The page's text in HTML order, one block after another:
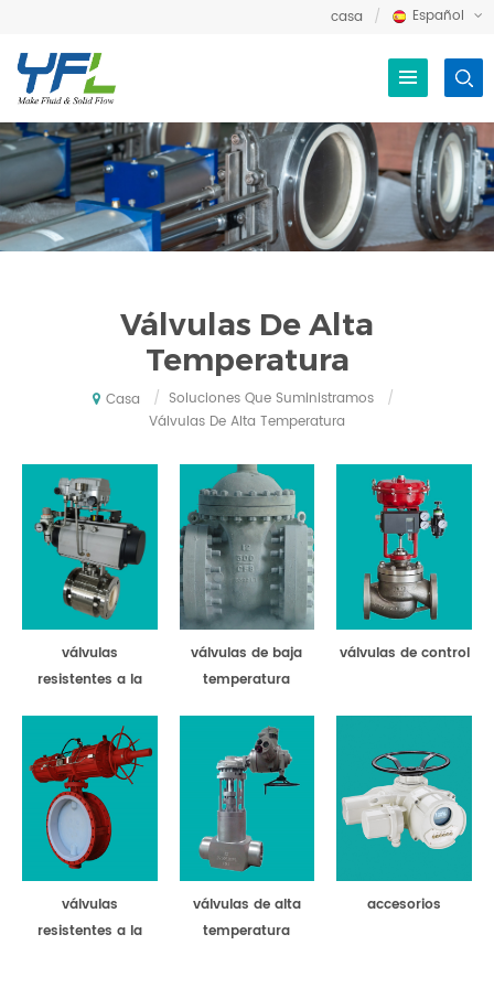
Español
casa
Válvulas De Alta
Temperatura
Casa / Soluciones Que Suministramos
/
Válvulas De Alta Temperatura
válvulas
resistentes a la
válvulas de baja
temperatura
válvulas de control
válvulas
resistentes a la
válvulas de alta
temperatura
accesorios